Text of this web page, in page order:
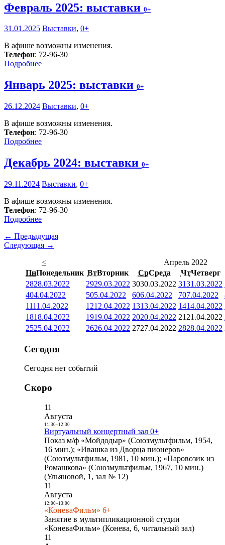
Февраль 2025: выставки 0+
31.01.2025 Выставки, 0+
В афише возможны изменения.
Телефон: 72-96-30
Подробнее
Январь 2025: выставки 0+
26.12.2024 Выставки, 0+
В афише возможны изменения.
Телефон: 72-96-30
Подробнее
Декабрь 2024: выставки 0+
29.11.2024 Выставки, 0+
В афише возможны изменения.
Телефон: 72-96-30
Подробнее
← Предыдущая
Следующая →
<
Апрель 2022
ПнПонедельник ВтВторник СрСреда ЧтЧетверг
2828.03.2022 2929.03.2022 3030.03.2022 3131.03.2022
404.04.2022 505.04.2022 606.04.2022 707.04.2022
1111.04.2022 1212.04.2022 1313.04.2022 1414.04.2022
1818.04.2022 1919.04.2022 2020.04.2022 21 21.04.2022
2525.04.2022 2626.04.2022 2727.04.2022 2828.04.2022
Сегодня
Сегодня нет событий
Скоро
11
Августа
11:30- 12:30
Виртуальный концертный зал 0+
Показ м/ф «Мойдодыр» (Союзмультфильм, 1954,
16 мин.); «Ивашка из Дворца пионеров»
(Союзмультфильм, 1981, 10 мин.); «Паровозик из
Ромашкова» (Союзмультфильм, 1967, 10 мин.)
(Ульяновой, 1, зал № 12)
11
Августа
12:00- 13:00
«КоневаФильм» 6+
Занятие в мультипликационной студии
«КоневаФильм» (Конева, 6, читальный зал)
11